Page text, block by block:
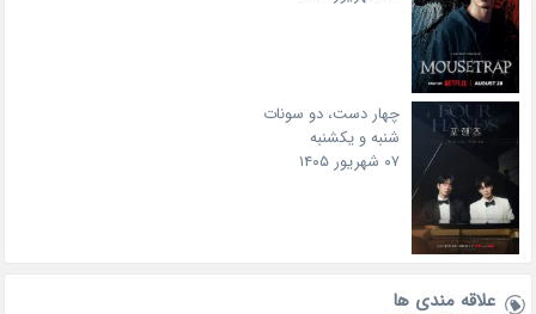
چهار دست، دو سونات
شنبه و یکشنبه
۰۷ شهریور ۱۴۰۵
علاقه‌ مندی ها